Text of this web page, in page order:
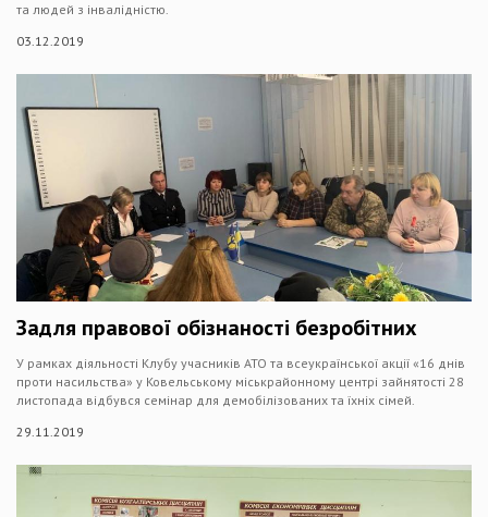
та людей з інвалідністю.
03.12.2019
Задля правової обізнаності безробітних
У рамках діяльності Клубу учасників АТО та всеукраїнської акції «16 днів
проти насильства» у Ковельському міськрайонному центрі зайнятості 28
листопада відбувся семінар для демобілізованих та їхніх сімей.
29.11.2019